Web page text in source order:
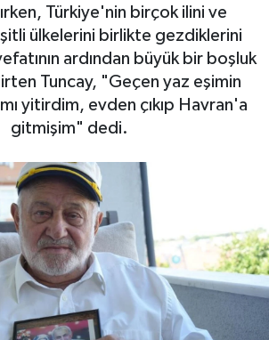
Türkiye'nin birçok ilini ve
ülkelerini birlikte gezdiklerini
ardından büyük bir boşluk
Tuncay, "Geçen yaz eşimin
yitirdim, evden çıkıp Havran'a
gitmişim" dedi.